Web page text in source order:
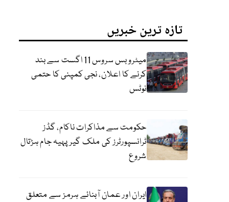
تازہ ترین خبریں
میٹرو بس سروس 11 اگست سے بند
کرنے کا اعلان، نجی کمپنی کا حتمی
نوٹس
حکومت سے مذاکرات ناکام، گڈز
ٹرانسپورٹرز کی ملک گیر پہیہ جام ہڑتال
شروع
ایران اور عمان آبنائے ہرمز سے متعلق